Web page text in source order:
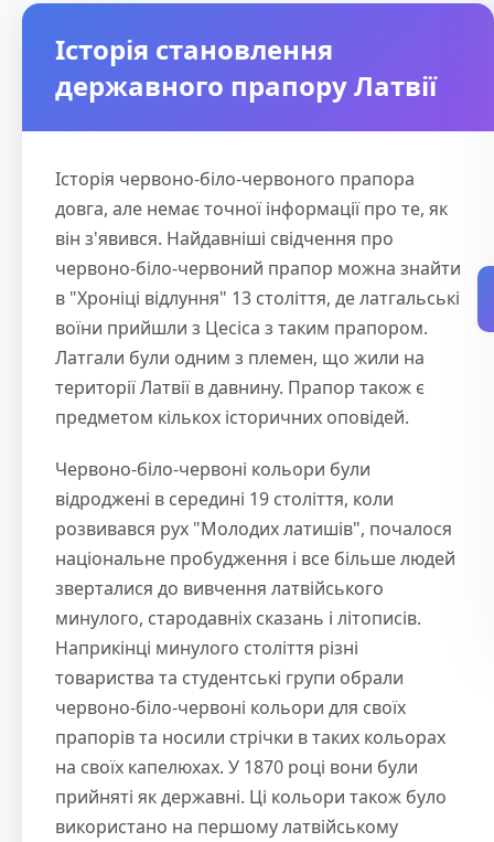
Історія становлення
державного прапору Латвії
Історія червоно-біло-червоного прапора
довга, але немає точної інформації про те, як
він з'явився. Найдавніші свідчення про
червоно-біло-червоний прапор можна знайти
в "Хроніці відлуння" 13 століття, де латгальські
воїни прийшли з Цесіса з таким прапором.
Латгали були одним з племен, що жили на
території Латвії в давнину. Прапор також є
предметом кількох історичних оповідей.
Червоно-біло-червоні кольори були
відроджені в середині 19 століття, коли
розвивався рух "Молодих латишів", почалося
національне пробудження і все більше людей
зверталися до вивчення латвійського
минулого, стародавніх сказань і літописів.
Наприкінці минулого століття різні
товариства та студентські групи обрали
червоно-біло-червоні кольори для своїх
прапорів та носили стрічки в таких кольорах
на своїх капелюхах. У 1870 році вони були
прийняті як державні. Ці кольори також було
використано на першому латвійському